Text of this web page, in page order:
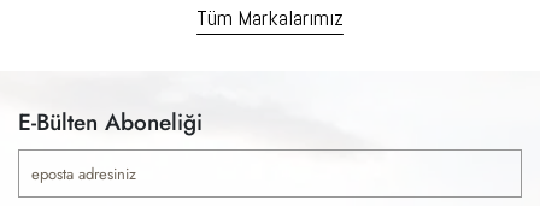
Tüm Markalarımız
E-Bülten Aboneliği